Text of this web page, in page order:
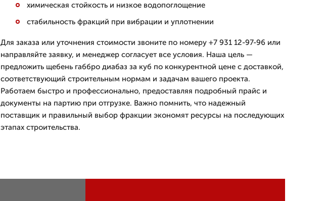
химическая стойкость и низкое водопоглощение
стабильность фракций при вибрации и уплотнении
Для заказа или уточнения стоимости звоните по номеру +7 931 12-97-96 или
направляйте заявку, и менеджер согласует все условия. Наша цель —
предложить щебень габбро диабаз за куб по конкурентной цене с доставкой,
соответствующий строительным нормам и задачам вашего проекта.
Работаем быстро и профессионально, предоставляя подробный прайс и
документы на партию при отгрузке. Важно помнить, что надежный
поставщик и правильный выбор фракции экономят ресурсы на последующих
этапах строительства.